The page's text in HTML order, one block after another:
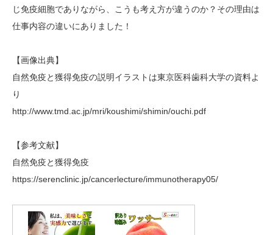
じ免疫細胞でありながら、こうも考え方が違うのか？その理由は
仕事内容の違いにありました！
【画像出典】
自然免疫と獲得免疫の説明イラストは東京医科歯科大学の資料よ
り
http://www.tmd.ac.jp/mri/koushimi/shimin/ouchi.pdf
【参考文献】
自然免疫と獲得免疫
https://serenclinic.jp/cancerlecture/immunotherapy05/